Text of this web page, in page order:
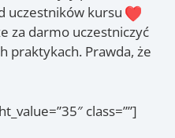
uczestników kursu
za darmo uczestniczyć
praktykach. Prawda, że
class=””]